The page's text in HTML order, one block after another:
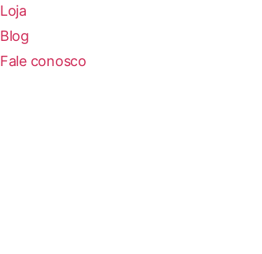
Loja
Blog
Fale conosco